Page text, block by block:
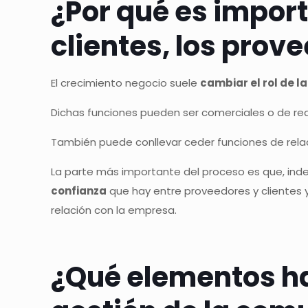
¿Por qué es
clientes, los
El crecimiento negocio suele cambiar el rol de
Dichas funciones pueden ser comerciales o de
También puede conllevar ceder funciones de
La parte más importante del proceso es que,
confianza que hay entre proveedores y clientes
relación con la empresa.
¿Qué elementos